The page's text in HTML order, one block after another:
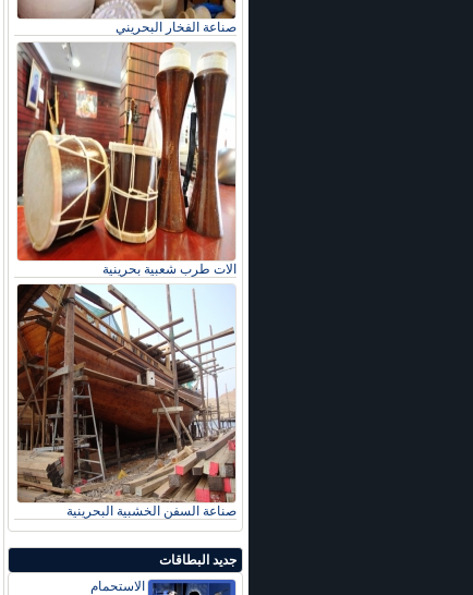
صناعة الفخار البحريني
الات طرب شعبية بحرينية
صناعة السفن الخشبية البحرينية
جديد البطاقات
الاستحمام